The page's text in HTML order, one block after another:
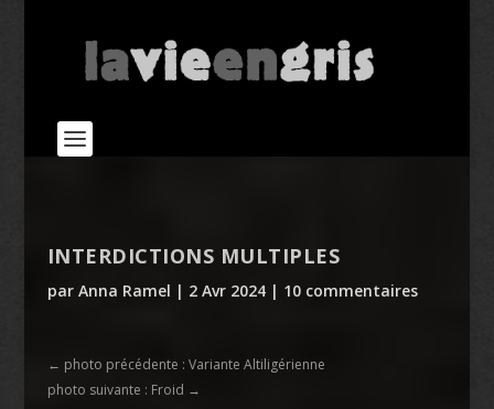
INTERDICTIONS MULTIPLES
par Anna Ramel | 2 Avr 2024| 10 commentaires
← photo précédente : Variante Altiligérienne
photo suivante : Froid →